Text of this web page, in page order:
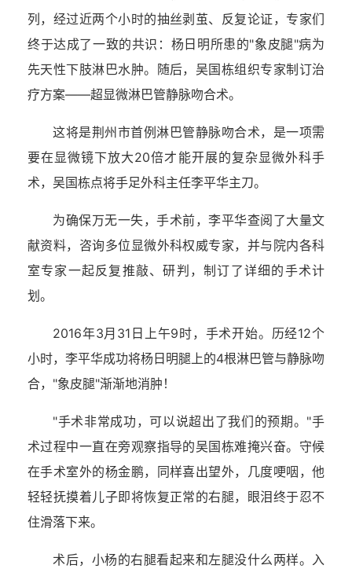
列，经过近两个小时的抽丝剥茧、反复论证，专家们
终于达成了一致的共识：杨日明所患的"象皮腿"病为
先天性下肢淋巴水肿。随后，吴国栋组织专家制订治
疗方案——超显微淋巴管静脉吻合术。
这将是荆州市首例淋巴管静脉吻合术，是一项需
要在显微镜下放大20倍才能开展的复杂显微外科手
术，吴国栋点将手足外科主任李平华主刀。
为确保万无一失，手术前，李平华查阅了大量文
献资料，咨询多位显微外科权威专家，并与院内各科
室专家一起反复推敲、研判，制订了详细的手术计
划。
2016年3月31日上午9时，手术开始。历经12个
小时，李平华成功将杨日明腿上的4根淋巴管与静脉吻
合，"象皮腿"渐渐地消肿！
"手术非常成功，可以说超出了我们的预期。"手
术过程中一直在旁观察指导的吴国栋难掩兴奋。守候
在手术室外的杨金鹏，同样喜出望外，几度哽咽，他
轻轻抚摸着儿子即将恢复正常的右腿，眼泪终于忍不
住滑落下来。
术后，小杨的右腿看起来和左腿没什么两样。入